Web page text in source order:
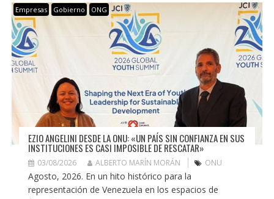
Empresas Gobierno ONG
EZIO ANGELINI DESDE LA ONU: «UN PAÍS SIN CONFIANZA EN SUS
INSTITUCIONES ES CASI IMPOSIBLE DE RESCATAR»
03/08/2026 ALBERTO MARÍN MORÁN ONU
Agosto, 2026. En un hito histórico para la
representación de Venezuela en los espacios de